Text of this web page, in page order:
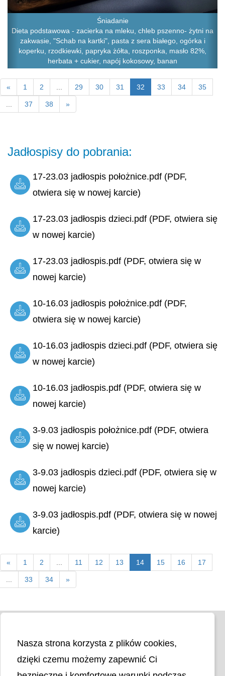
Śniadanie
Dieta podstawowa - zacierka na mleku, chleb pszenno- żytni na
zakwasie, "Schab na kartki", pasta z sera białego, ogórka i
koperku, rzodkiewki, papryka żółta, roszponka, masło 82%,
herbata + cukier, napój kokosowy, banan
« 1 2 ... 29 30 31 32 33 34 35
... 37 38 »
Jadłospisy do pobrania:
17-23.03 jadłospis położnice.pdf (PDF,
otwiera się w nowej karcie)
17-23.03 jadłospis dzieci.pdf (PDF, otwiera się
w nowej karcie)
17-23.03 jadłospis.pdf (PDF, otwiera się w
nowej karcie)
10-16.03 jadłospis położnice.pdf (PDF,
otwiera się w nowej karcie)
10-16.03 jadłospis dzieci.pdf (PDF, otwiera się
w nowej karcie)
10-16.03 jadłospis.pdf (PDF, otwiera się w
nowej karcie)
3-9.03 jadłospis położnice.pdf (PDF, otwiera
się w nowej karcie)
3-9.03 jadłospis dzieci.pdf (PDF, otwiera się w
nowej karcie)
3-9.03 jadłospis.pdf (PDF, otwiera się w nowej
karcie)
« 1 2 ... 11 12 13 14 15 16 17
... 33 34 »
Nasza strona korzysta z plików cookies,
dzięki czemu możemy zapewnić Ci